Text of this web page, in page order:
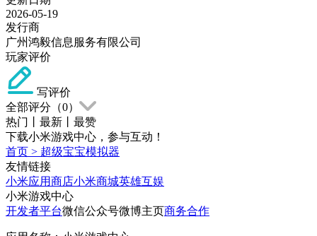
2026-05-19
发行商
广州鸿毅信息服务有限公司
玩家评价
写评价
全部评分（0）
热门
最新
最赞
下载小米游戏中心，参与互动！
首页 > 超级宝宝模拟器
友情链接
小米应用商店小米商城英雄互娱
小米游戏中心
开发者平台微信公众号微博主页商务合作